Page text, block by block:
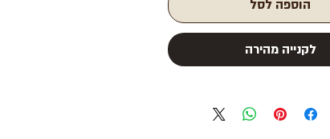
הוספה לסל
לקנייה מהירה